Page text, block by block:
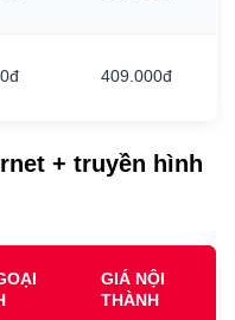
409.000đ
+ truyền hình
GIÁ NỘI
THÀNH